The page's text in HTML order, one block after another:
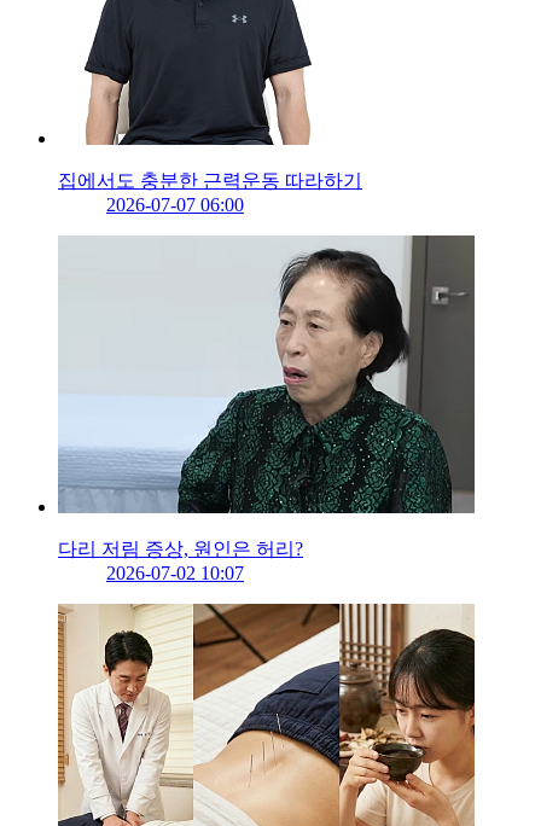
집에서도 충분한 근력운동 따라하기
2026-07-07 06:00
다리 저림 증상, 원인은 허리?
2026-07-02 10:07